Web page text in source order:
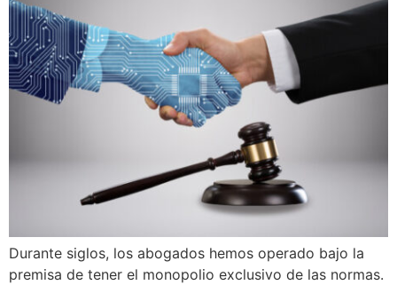
Durante siglos, los abogados hemos operado bajo la
premisa de tener el monopolio exclusivo de las normas.